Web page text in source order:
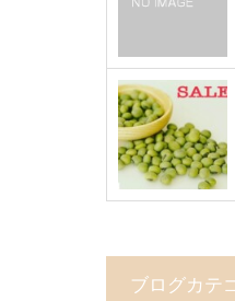
ブログカテ